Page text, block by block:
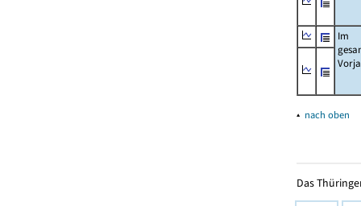
Im
▴ nach oben
Das